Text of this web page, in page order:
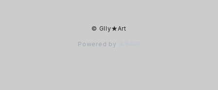
© Glly★Art
Powered by